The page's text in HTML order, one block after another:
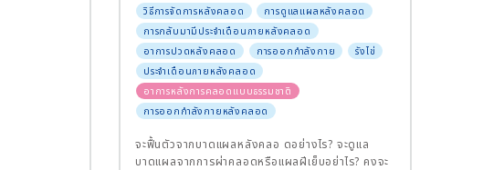
วิธีการจัดการหลังคลอด
การดูแลแผลหลังคลอด
การกลับมามีประจำเดือนภายหลังคลอด
อาการปวดหลังคลอด
การออกกำลังกาย
รังไข่
ประจำเดือนภายหลังคลอด
อาการหลังการคลอดแบบธรรมชาติ
การออกกำลังกายหลังคลอด
จะฟื้นตัวจากบาดแผลหลังคลอ ดอย่างไร? จะดูแล
บาดแผลจากการผ่าคลอดหรือแผลฝีเย็บอย่าไร? คงจะ